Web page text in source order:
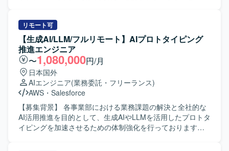
す。クライアントとのコミュニケーションを通じて要件や
課題を整理し、柔軟かつ主体的に行動できる方が望ましい
です。 【ポジションの魅力】 大手通信キャリア系サービス
において、生成AIやLLMを活用したアプリケーション開発
に深く関わることができるポジションです。利用環境やセ
キュリティ要件などの制約がある中で、AI駆動開発の実現
に向けた技術検証や課題解決に取り組むことで、実践的な
知見を蓄積できます。Difyをはじめとした最新のAI開発ツー
ルや評価手法を活用しながら、AIエンジニアとしてのスキ
ルを高めていただけます。 【開発環境】 Difyや各種LLMを
用いた生成AIアプリケーション開発環境を利用いたしま
発、AIテストおよび評価の実施、既存プロジェクトの引き
継ぎと継続対応、クライアントの運用に沿ったプロジェク
ト推進などをご担当いただきます。 【求める人物像】
AI/LLM領域の技術動向に関心が高く、自ら課題を発見し主
体的に解決へと導いていける方を求めています。複数ステ
ークホルダーとのコミュニケーションを円滑に行いなが
ら、クライアントの要望を踏まえた提案や改善を進められ
る方が望ましいです。 【ポジションの魅力】 利用環境やセ
キュリティ要件による制約がある中で、AI駆動開発の実現
に向けた技術検証や課題解決をリードできる、チャレンジ
ングなポジションです。Difyや生成AIアプリケーションなど
リモート可
【生成AI/LLM/フルリモート】AIプロトタイピング
推進エンジニア
〜1,080,000円/月
日本国外
AIエンジニア(業務委託・フリーランス)
AWS ・ Salesforce
【募集背景】 各事業部における業務課題の解決と全社的な
AI活用推進を目的として、生成AIやLLMを活用したプロトタ
イピングを加速させるための体制強化を行っております。